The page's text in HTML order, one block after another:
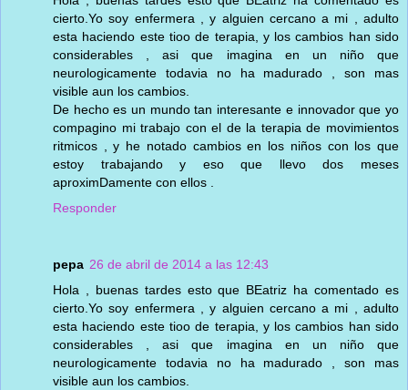
cierto.Yo soy enfermera , y alguien cercano a mi , adulto
esta haciendo este tioo de terapia, y los cambios han sido
considerables , asi que imagina en un niño que
neurologicamente todavia no ha madurado , son mas
visible aun los cambios.
De hecho es un mundo tan interesante e innovador que yo
compagino mi trabajo con el de la terapia de movimientos
ritmicos , y he notado cambios en los niños con los que
estoy trabajando y eso que llevo dos meses
aproximDamente con ellos .
Responder
pepa 26 de abril de 2014 a las 12:43
Hola , buenas tardes esto que BEatriz ha comentado es
cierto.Yo soy enfermera , y alguien cercano a mi , adulto
esta haciendo este tioo de terapia, y los cambios han sido
considerables , asi que imagina en un niño que
neurologicamente todavia no ha madurado , son mas
visible aun los cambios.